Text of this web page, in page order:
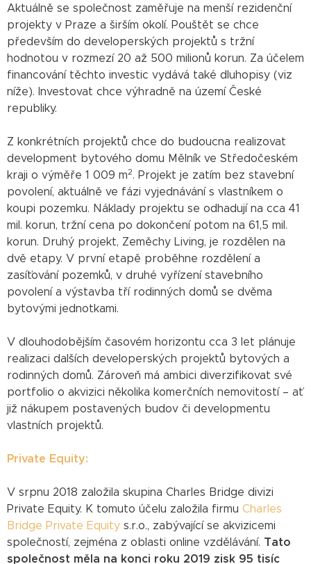
Aktuálně se společnost zaměřuje na menší rezidenční
projekty v Praze a širším okolí. Pouštět se chce
především do developerských projektů s tržní
hodnotou v rozmezí 20 až 500 milionů korun. Za účelem
financování těchto investic vydává také dluhopisy (viz
níže). Investovat chce výhradně na území České
republiky.
Z konkrétních projektů chce do budoucna realizovat
development bytového domu Mělník ve Středočeském
kraji o výměře 1 009 m2. Projekt je zatím bez stavební
povolení, aktuálně ve fázi vyjednávání s vlastníkem o
koupi pozemku. Náklady projektu se odhadují na cca 41
mil. korun, tržní cena po dokončení potom na 61,5 mil.
korun. Druhý projekt, Zeměchy Living, je rozdělen na
dvě etapy. V první etapě proběhne rozdělení a
zasíťování pozemků, v druhé vyřízení stavebního
povolení a výstavba tří rodinných domů se dvěma
bytovými jednotkami.
V dlouhodobějším časovém horizontu cca 3 let plánuje
realizaci dalších developerských projektů bytových a
rodinných domů. Zároveň má ambici diverzifikovat své
portfolio o akvizici několika komerčních nemovitostí – ať
již nákupem postavených budov či developmentu
vlastních projektů.
Private Equity:
V srpnu 2018 založila skupina Charles Bridge divizi
Private Equity. K tomuto účelu založila firmu Charles
Bridge Private Equity s.r.o., zabývající se akvizicemi
společností, zejména z oblasti online vzdělávání. Tato
společnost měla na konci roku 2019 zisk 95 tisíc